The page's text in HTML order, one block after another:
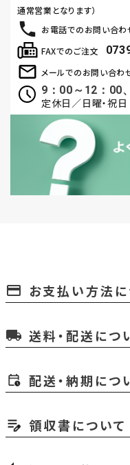
お電話でのお問い合わ
メールでのお問い合わ
9：00～12：00
定休日／日曜・祝日
FAXでのご注文
通常営業となります）
payment お支払い方法に
local_shipping 送料・配送につ
配送・納期につ
領収書について